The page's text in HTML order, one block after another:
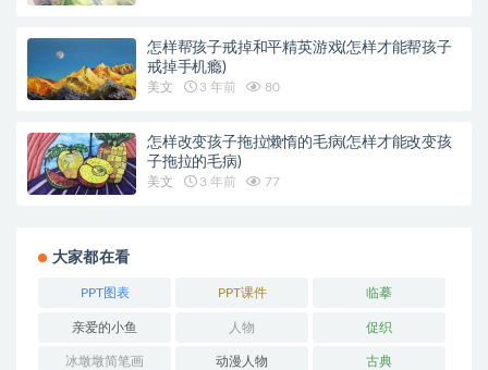
怎样帮孩子戒掉和平精英游戏(怎样才能帮孩子
戒掉手机瘾)
美文 3 年前 80
怎样改变孩子拖拉懒惰的毛病(怎样才能改变孩
子拖拉的毛病)
美文 3 年前 77
大家都在看
PPT图表 PPT课件 临摹
亲爱的小鱼 人物 促织
冰墩墩简笔画 动漫人物 古典